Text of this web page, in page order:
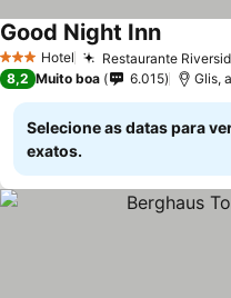
3 EstrelasHotel Restaurante
Good Night InnVer
8,2 Muito boa 6.015 Glis,
Selecione as datas para
exatos.